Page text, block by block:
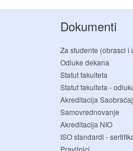
Dokumenti
Za studente (obrasci i
Odluke dekana
Statut fakulteta
Statut fakulteta -
Akreditacija
Samovrednovanje
Akreditacija NIO
ISO standardi -
Pravilnici